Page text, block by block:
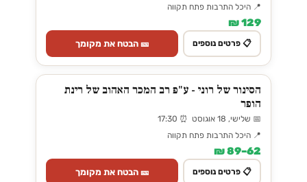
📍 היכל התרבות פתח תקווה
129 ₪
📋 פרטים נוספים 🎫 הבטח את מקומך
הסינור של רוני - ע"פ רב המכר האהוב של רינת
הופר
📅 שלישי, 18 אוגוסט ⏰ 17:30
📍 היכל התרבות פתח תקווה
62–89 ₪
📋 פרטים נוספים 🎫 הבטח את מקומך